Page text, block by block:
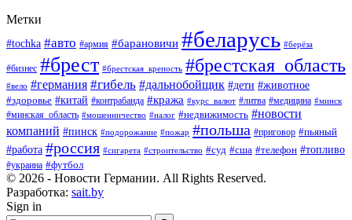
Метки
#tochka #авто #армия #барановичи #беларусь #берёза
#бизнес #брест #брестская_крепость #брестская_область
#вело #германия #гибель #дальнобойщик #дети #животное
#здоровье #китай #контрабанда #кража #курс_валют #литва #медицина #минск
#минская_область #мошенничество #налог #недвижимость #новости
компаний #пинск #подорожание #пожар #польша #приговор #пьяный
#работа #россия #сигарета #строительство #суд #сша #телефон #топливо
#украина #футбол
© 2026 - Новости Германии. All Rights Reserved.
Разработка: sait.by
Sign in